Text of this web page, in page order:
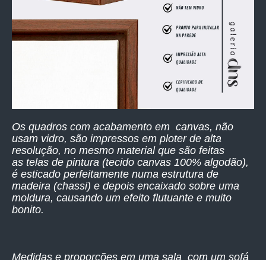
Os quadros com acabamento em canvas, não
usam vidro, são impressos em ploter de alta
resolução, no mesmo material que são feitas
as telas de pintura (tecido canvas 100% algodão),
é esticado perfeitamente numa estrutura de
madeira (chassi) e depois encaixado sobre uma
moldura, causando um efeito flutuante e muito
bonito.
Medidas e proporções em uma sala com um sofá